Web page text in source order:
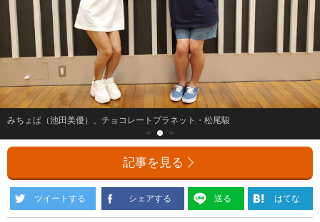
みちょぱ（池田美優）、チョコレートプラネット・松尾駿
記事を見る
ツイートする シェアする 送る はてな